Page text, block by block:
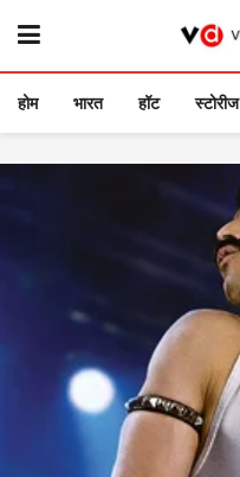
होम भारत हॉट स्टोरीज